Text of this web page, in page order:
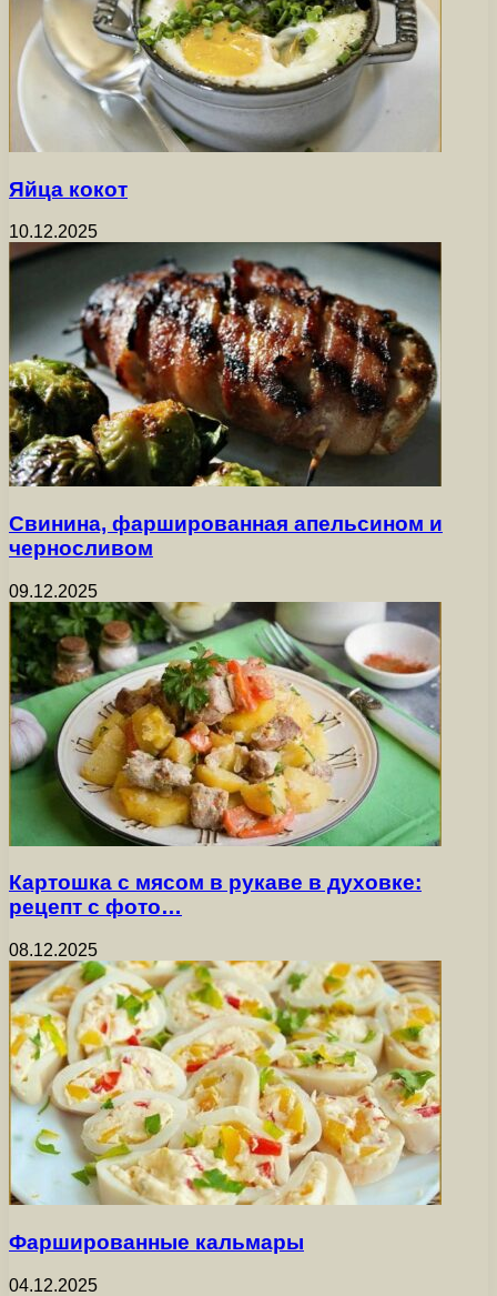
Яйца кокот
10.12.2025
Свинина, фаршированная апельсином и
черносливом
09.12.2025
Картошка с мясом в рукаве в духовке:
рецепт с фото…
08.12.2025
Фаршированные кальмары
04.12.2025